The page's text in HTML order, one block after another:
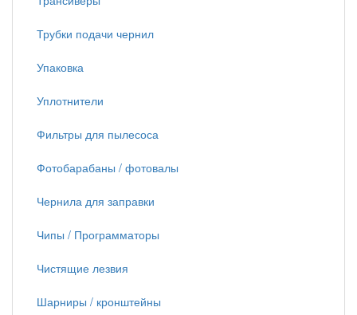
Трубки подачи чернил
Упаковка
Уплотнители
Фильтры для пылесоса
Фотобарабаны / фотовалы
Чернила для заправки
Чипы / Программаторы
Чистящие лезвия
Шарниры / кронштейны